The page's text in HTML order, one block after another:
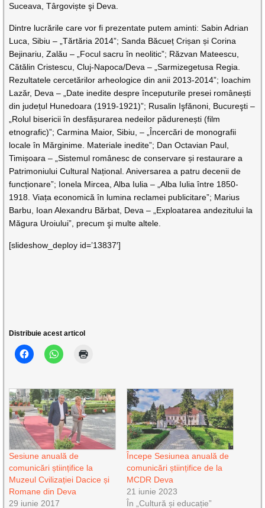
Suceava, Târgoviște şi Deva.
Dintre lucrările care vor fi prezentate putem aminti: Sabin Adrian
Luca, Sibiu – „Tărtăria 2014”; Sanda Băcueț Crișan și Corina
Bejinariu, Zalău – „Focul sacru în neolitic”; Răzvan Mateescu,
Cătălin Cristescu, Cluj-Napoca/Deva – „Sarmizegetusa Regia.
Rezultatele cercetărilor arheologice din anii 2013-2014”; Ioachim
Lazăr, Deva – „Date inedite despre începuturile presei românești
din județul Hunedoara (1919-1921)”; Rusalin Işfănoni, Bucureşti –
„Rolul bisericii în desfășurarea nedeilor pădurenești (film
etnografic)”; Carmina Maior, Sibiu, – „Încercări de monografii
locale în Mărginime. Materiale inedite”; Dan Octavian Paul,
Timișoara – „Sistemul românesc de conservare și restaurare a
Patrimoniului Cultural Național. Aniversarea a patru decenii de
funcționare”; Ionela Mircea, Alba Iulia – „Alba Iulia între 1850-
1918. Viața economică în lumina reclamei publicitare”; Marius
Barbu, Ioan Alexandru Bărbat, Deva – „Exploatarea andezitului la
Măgura Uroiului”, precum şi multe altele.
[slideshow_deploy id=’13837′]
Distribuie acest articol
Sesiune anuală de
comunicări științifice la
Muzeul Cvilizației Dacice și
Romane din Deva
29 iunie 2017
Începe Sesiunea anuală de
comunicări științifice de la
MCDR Deva
21 iunie 2023
În „Cultură și educație”